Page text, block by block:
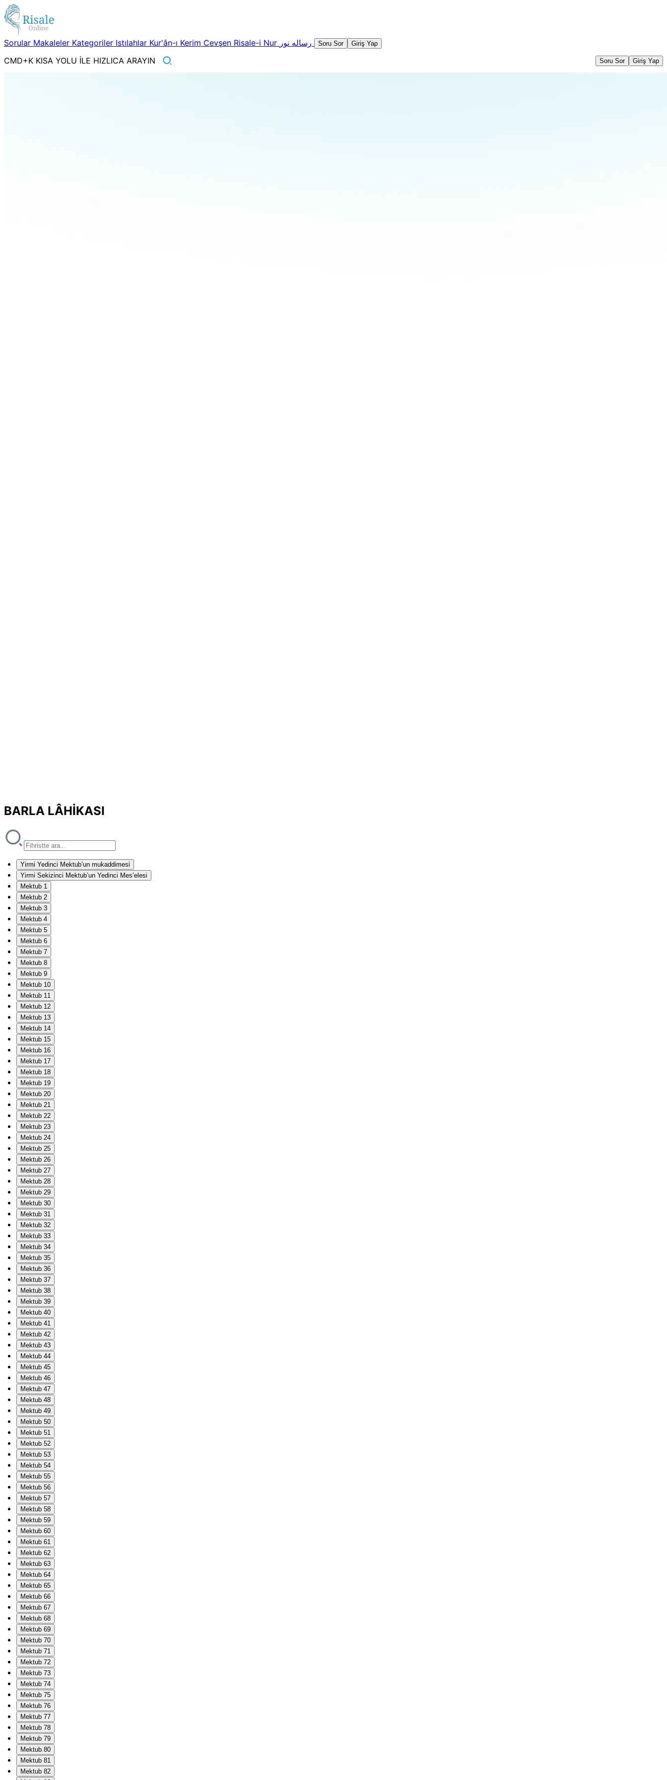
Sorular Makaleler Kategoriler Istılahlar Kur'ân-ı Kerim Cevşen Risale-i Nur Soru Sor Giriş Yap
CMD+K KISA YOLU İLE HIZLICA ARAYIN Soru Sor Giriş Yap
BARLA LÂHİKASI
Yirmi Yedinci Mektub’un mukaddimesi
Yirmi Sekizinci Mektub’un Yedinci Mes’elesi
Mektub 1
Mektub 2
Mektub 3
Mektub 4
Mektub 5
Mektub 6
Mektub 7
Mektub 8
Mektub 9
Mektub 10
Mektub 11
Mektub 12
Mektub 13
Mektub 14
Mektub 15
Mektub 16
Mektub 17
Mektub 18
Mektub 19
Mektub 20
Mektub 21
Mektub 22
Mektub 23
Mektub 24
Mektub 25
Mektub 26
Mektub 27
Mektub 28
Mektub 29
Mektub 30
Mektub 31
Mektub 32
Mektub 33
Mektub 34
Mektub 35
Mektub 36
Mektub 37
Mektub 38
Mektub 39
Mektub 40
Mektub 41
Mektub 42
Mektub 43
Mektub 44
Mektub 45
Mektub 46
Mektub 47
Mektub 48
Mektub 49
Mektub 50
Mektub 51
Mektub 52
Mektub 53
Mektub 54
Mektub 55
Mektub 56
Mektub 57
Mektub 58
Mektub 59
Mektub 60
Mektub 61
Mektub 62
Mektub 63
Mektub 64
Mektub 65
Mektub 66
Mektub 67
Mektub 68
Mektub 69
Mektub 70
Mektub 71
Mektub 72
Mektub 73
Mektub 74
Mektub 75
Mektub 76
Mektub 77
Mektub 78
Mektub 79
Mektub 80
Mektub 81
Mektub 82